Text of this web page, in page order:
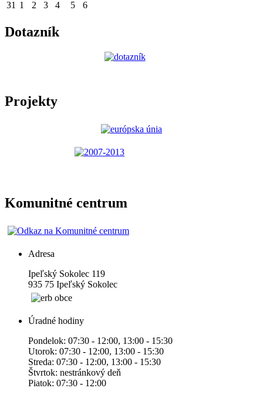
31 1 2 3 4 5 6
Dotazník
Projekty
Komunitné centrum
Adresa
Ipeľský Sokolec 119
935 75 Ipeľský Sokolec
Úradné hodiny
Pondelok: 07:30 - 12:00, 13:00 - 15:30
Utorok: 07:30 - 12:00, 13:00 - 15:30
Streda: 07:30 - 12:00, 13:00 - 15:30
Štvrtok: nestránkový deň
Piatok: 07:30 - 12:00